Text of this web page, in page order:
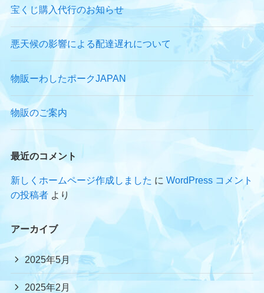
宝くじ購入代行のお知らせ
悪天候の影響による配達遅れについて
物販ーわしたポークJAPAN
物販のご案内
最近のコメント
新しくホームページ作成しました に WordPress コメント
の投稿者より
アーカイブ
2025年5月
2025年2月